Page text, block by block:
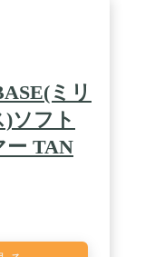
ミリ
ソフト
ー TAN